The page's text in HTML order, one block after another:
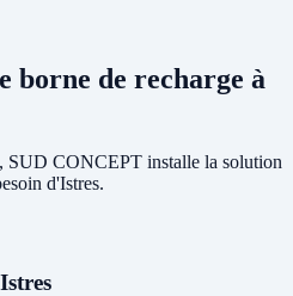
borne de recharge à
SUD CONCEPT installe la solution
d'Istres.